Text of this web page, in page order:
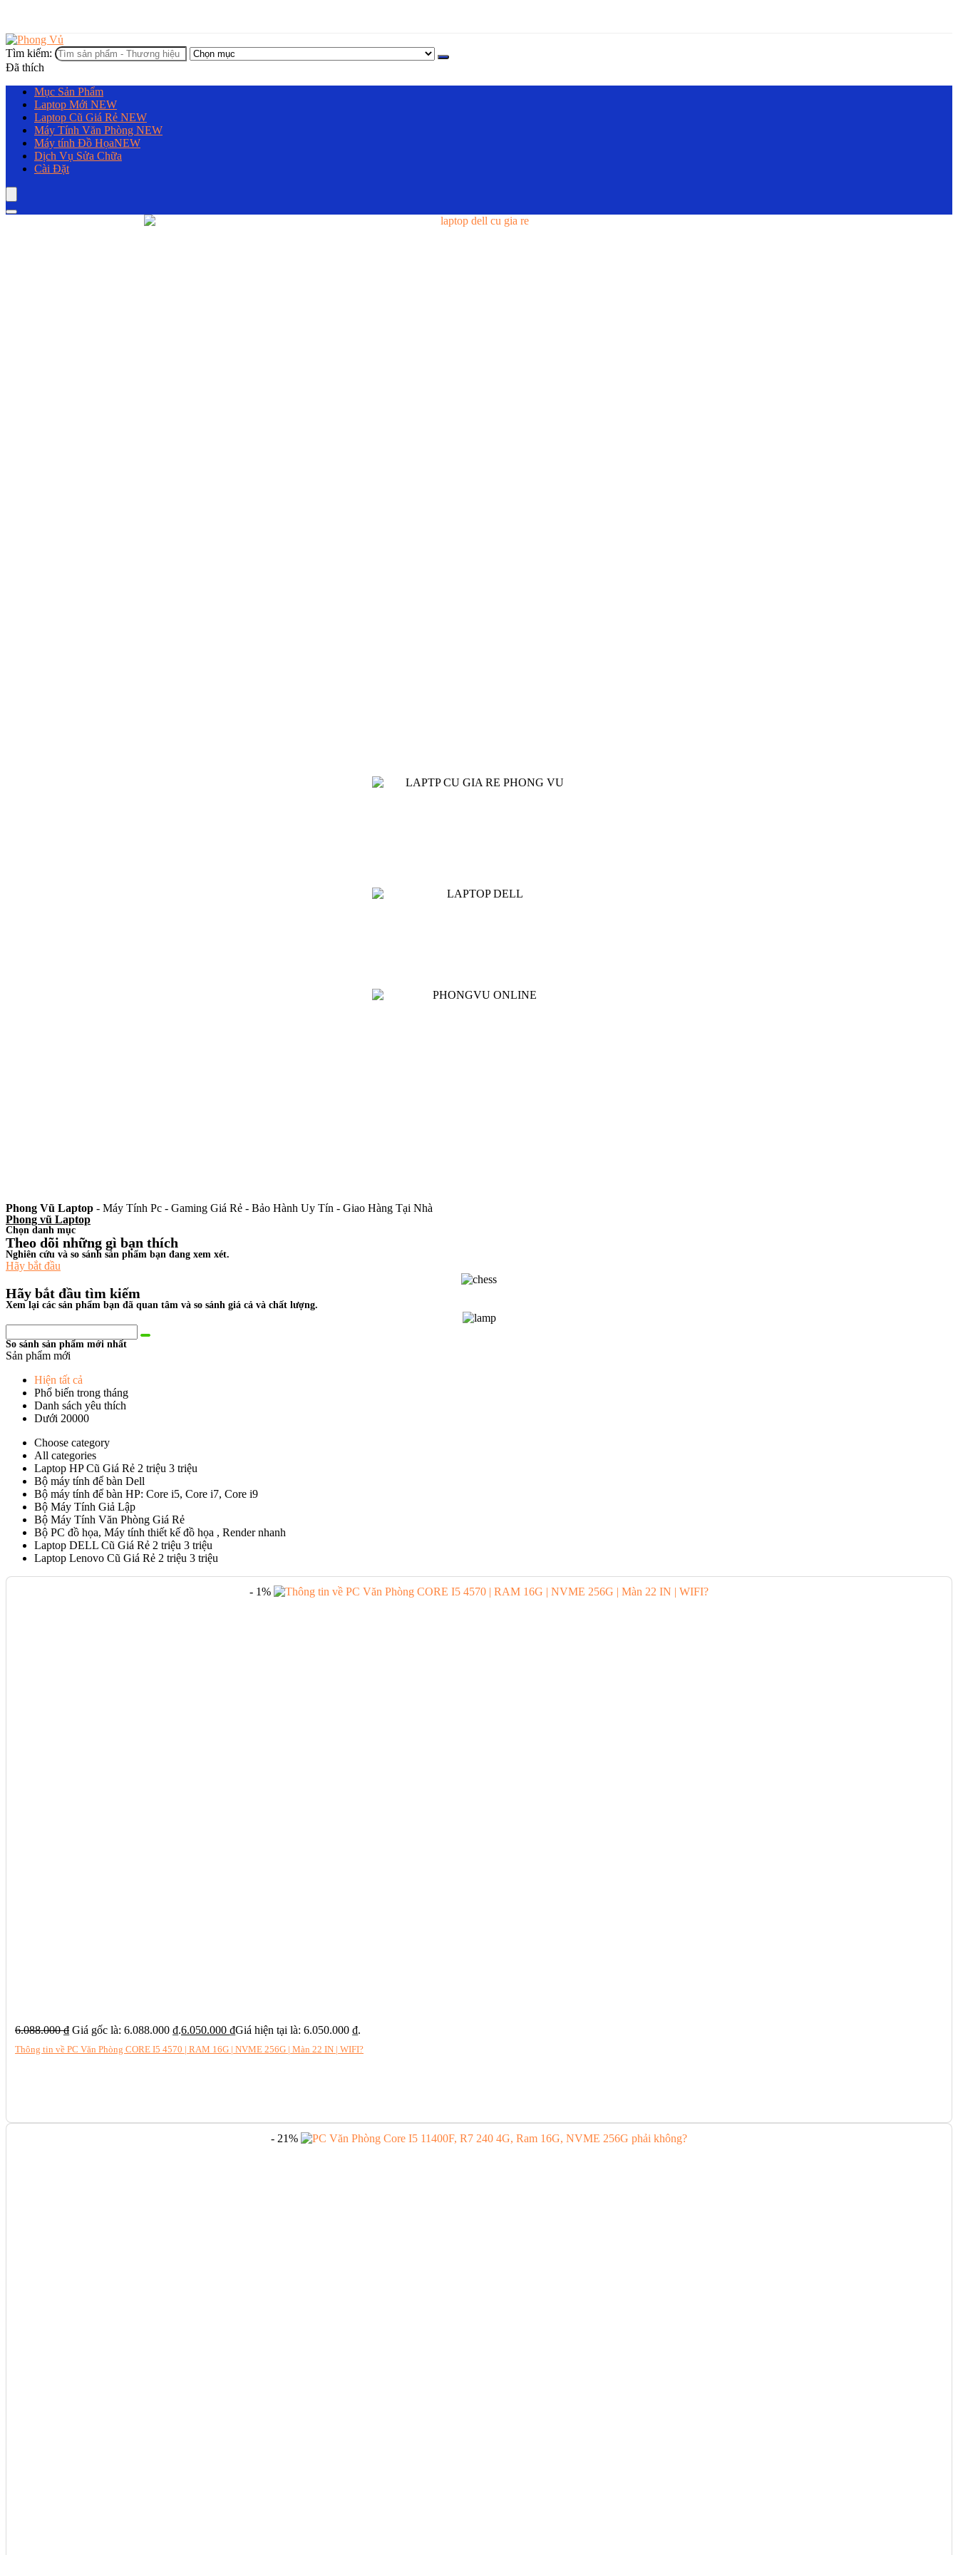
Tìm kiếm:
Đã thích
Mục Sản Phẩm
Laptop Mới NEW
Laptop Cũ Giá Rẻ NEW
Máy Tính Văn Phòng NEW
Máy tính Đồ HọaNEW
Dịch Vụ Sửa Chữa
Cài Đặt
Phong Vũ Laptop - Máy Tính Pc - Gaming Giá Rẻ - Bảo Hành Uy Tín - Giao Hàng Tại Nhà
Phong vũ Laptop
Chọn danh mục
Theo dõi những gì bạn thích
Nghiên cứu và so sánh sản phẩm bạn đang xem xét.
Hãy bắt đầu
Hãy bắt đầu tìm kiếm
Xem lại các sản phẩm bạn đã quan tâm và so sánh giá cả và chất lượng.
So sánh sản phẩm mới nhất
Sản phẩm mới
Hiện tất cả
Phổ biến trong tháng
Danh sách yêu thích
Dưới 20000
Choose category
All categories
Laptop HP Cũ Giá Rẻ 2 triệu 3 triệu
Bộ máy tính để bàn Dell
Bộ máy tính để bàn HP: Core i5, Core i7, Core i9
Bộ Máy Tính Giả Lập
Bộ Máy Tính Văn Phòng Giá Rẻ
Bộ PC đồ họa, Máy tính thiết kế đồ họa , Render nhanh
Laptop DELL Cũ Giá Rẻ 2 triệu 3 triệu
Laptop Lenovo Cũ Giá Rẻ 2 triệu 3 triệu
- 1%
6.088.000₫ Giá gốc là: 6.088.000 ₫.6.050.000 ₫Giá hiện tại là: 6.050.000 ₫.
Thông tin về PC Văn Phòng CORE I5 4570 | RAM 16G | NVME 256G | Màn 22 IN | WIFI?
- 21%